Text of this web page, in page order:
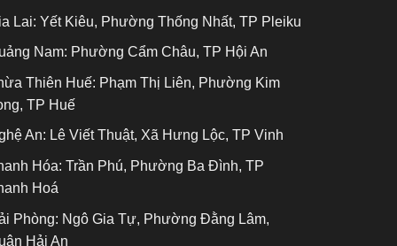
Lai: Yết Kiêu, Phường Thống Nhất, TP Pleiku
Nam: Phường Cẩm Châu, TP Hội An
Thiên Huế: Phạm Thị Liên, Phường Kim
TP Huế
An: Lê Viết Thuật, Xã Hưng Lộc, TP Vinh
Hóa: Trần Phú, Phường Ba Đình, TP
Hoá
Phòng: Ngô Gia Tự, Phường Đằng Lâm,
Hải An